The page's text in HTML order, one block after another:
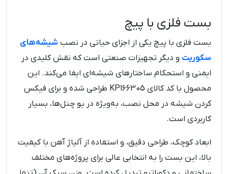
بست فلزی با پیچ
بست فلزی با پیچ یکی از اجزای حیاتی در نصب شیشه‌های
سکوریت و دیگر تجهیزات صنعتی است که نقش کلیدی در
ایمنی و استحکام ساختارهای شیشه‌ای ایفا می‌کند. این
محصول با کد کالای KP166305 طراحی شده و برای فیکس
کردن شیشه در محل نصب، به‌ویژه در یو چنل‌ها، بسیار
کاربردی است.
ابعاد کوچک، طراحی دقیق، و استفاده از آلیاژ آهن با کیفیت
بالا، این بست را به انتخابی عالی برای پروژه‌های مختلف